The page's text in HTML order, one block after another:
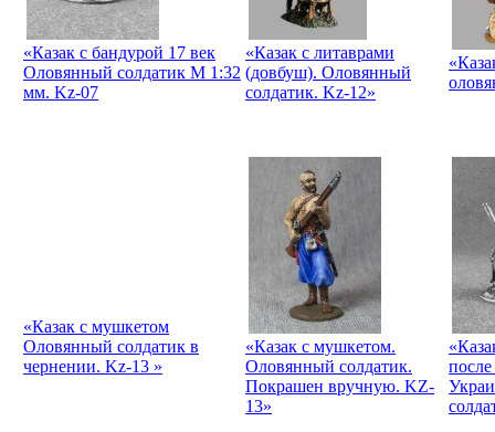
«Казак с бандурой 17 век
Оловянный солдатик М 1:32
мм. Kz-07
«Казак с литаврами
(довбуш). Оловянный
солдатик. Kz-12»
«Казак с мушкетом
Оловянный солдатик в
чернении. Kz-13 »
«Казак с мушкетом.
Оловянный солдатик.
Покрашен вручную. KZ-
13»